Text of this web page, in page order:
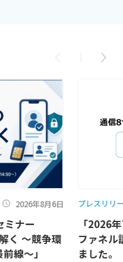
2026年8月6日
ミナー
く ～競争環
線～」
プレスリリ
「2026
ファネル
ました。